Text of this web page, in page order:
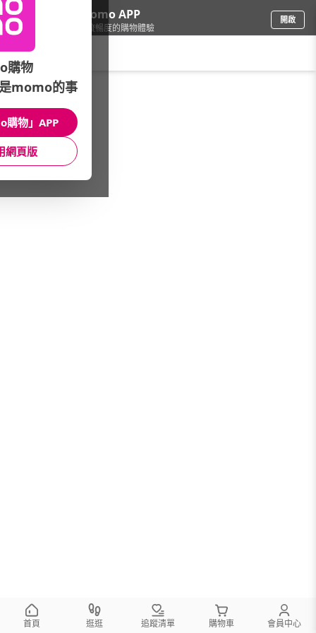
下載momo APP
給你3倍流暢度的購物體驗
開啟
食品飲料/崇德發黑麥汁 滿千送抱枕
本館精選商品
館長推薦 月銷量
首頁 逛逛 追蹤清單 購物車 會員中心
購物
momo的事
購物」APP
網頁版